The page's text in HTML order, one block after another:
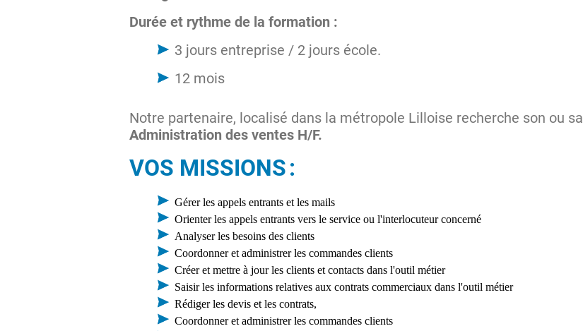
Durée et rythme de la formation :
3 jours entreprise / 2 jours école.
12 mois
Notre partenaire, localisé dans la métropole Lilloise recherche son ou sa
Administration des ventes H/F.
VOS MISSIONS :
Gérer les appels entrants et les mails
Orienter les appels entrants vers le service ou l'interlocuteur concerné
Analyser les besoins des clients
Coordonner et administrer les commandes clients
Créer et mettre à jour les clients et contacts dans l'outil métier
Saisir les informations relatives aux contrats commerciaux dans l'outil métier
Rédiger les devis et les contrats,
Coordonner et administrer les commandes clients